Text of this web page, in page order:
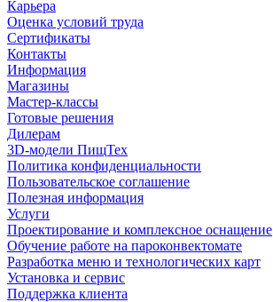
Карьера
Оценка условий труда
Сертификаты
Контакты
Информация
Магазины
Мастер-классы
Готовые решения
Дилерам
3D-модели ПищТех
Политика конфиденциальности
Пользовательское соглашение
Полезная информация
Услуги
Проектирование и комплексное оснащение
Обучение работе на пароконвектомате
Разработка меню и технологических карт
Установка и сервис
Поддержка клиента